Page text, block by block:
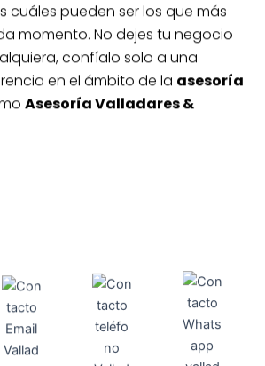
cuáles pueden ser los que más
momento. No dejes tu negocio
confíalo solo a una
en el ámbito de la asesoría
Asesoría Valladares &